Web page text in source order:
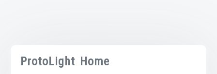
ProtoLight Home